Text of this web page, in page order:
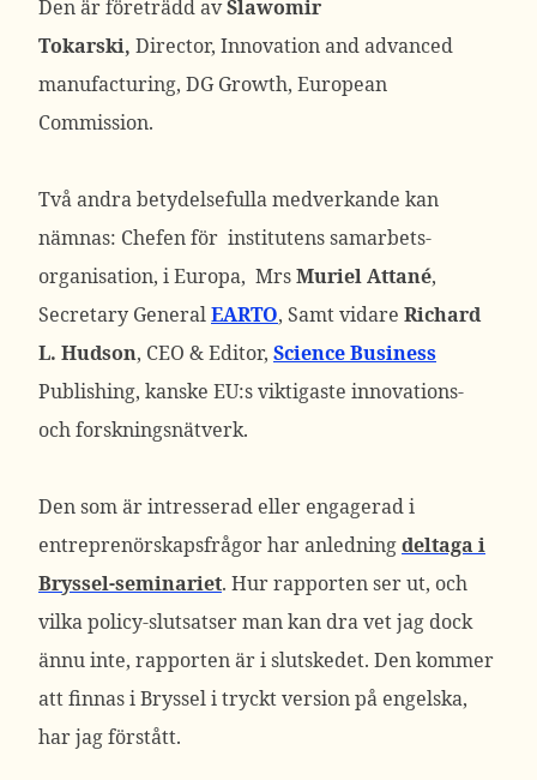
Den är företrädd avSlawomir
Tokarski, Director, Innovation and advanced
manufacturing, DG Growth, European
Commission.
Två andra betydelsefulla medverkande kan
nämnas: Chefen för institutens samarbets-
organisation, i Europa, MrsMuriel Attané,
Secretary GeneralEARTO, Samt vidare Richard
L. Hudson, CEO & Editor, Science Business
Publishing, kanske EU:s viktigaste innovations-
och forskningsnätverk.
Den som är intresserad eller engagerad i
entreprenörskapsfrågor har anledningdeltaga i
Bryssel-seminariet. Hur rapporten ser ut, och
vilka policy-slutsatser man kan dra vet jag dock
ännu inte, rapporten är i slutskedet. Den kommer
att finnas i Bryssel i tryckt version på engelska,
har jag förstått.